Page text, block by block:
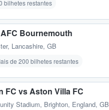
bilhetes restantes
Bournemouth
Lancashire, GB
de 200 bilhetes restantes
FC vs Aston Villa FC
Stadium, Brighton, England, GB